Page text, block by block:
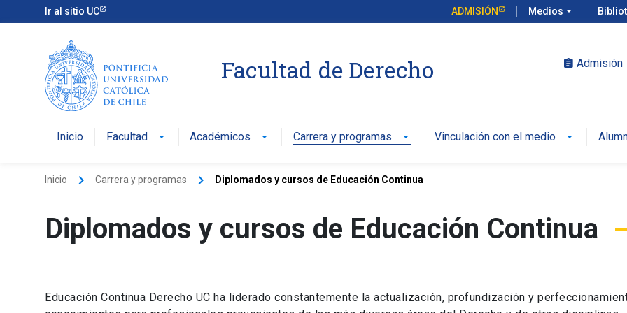
Ir al sitio UC ADMISIÓN Medios arrow_drop_down
Facultad de Derecho assignment Admisión
Inicio Facultad arrow_drop_down Académicos arrow_drop_down Carrera y programas arrow_drop_down Vinculación con el medio arrow_drop_down
Inicio keyboard_arrow_right Carrera y programas keyboard_arrow_right Diplomados y cursos de Educación Continua
Diplomados y cursos de Educación Continua
Educación Continua Derecho UC ha liderado constantemente la actualización, profundización y